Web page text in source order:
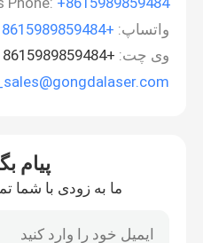
واتساپ: +8615989859484
وی چت: +8615989859484
پیام
ما به زودی با شما